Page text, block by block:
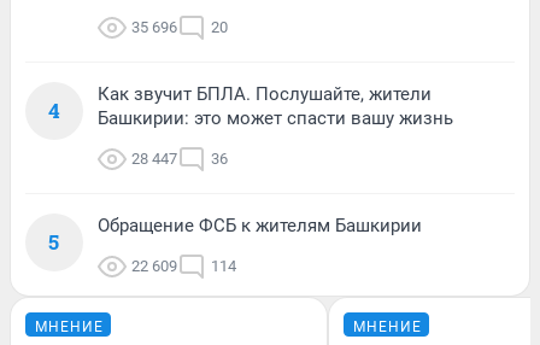
35 696 20
4
Как звучит БПЛА. Послушайте, жители
Башкирии: это может спасти вашу жизнь
28 447 36
5
Обращение ФСБ к жителям Башкирии
22 609 114
МНЕНИЕ МНЕНИЕ